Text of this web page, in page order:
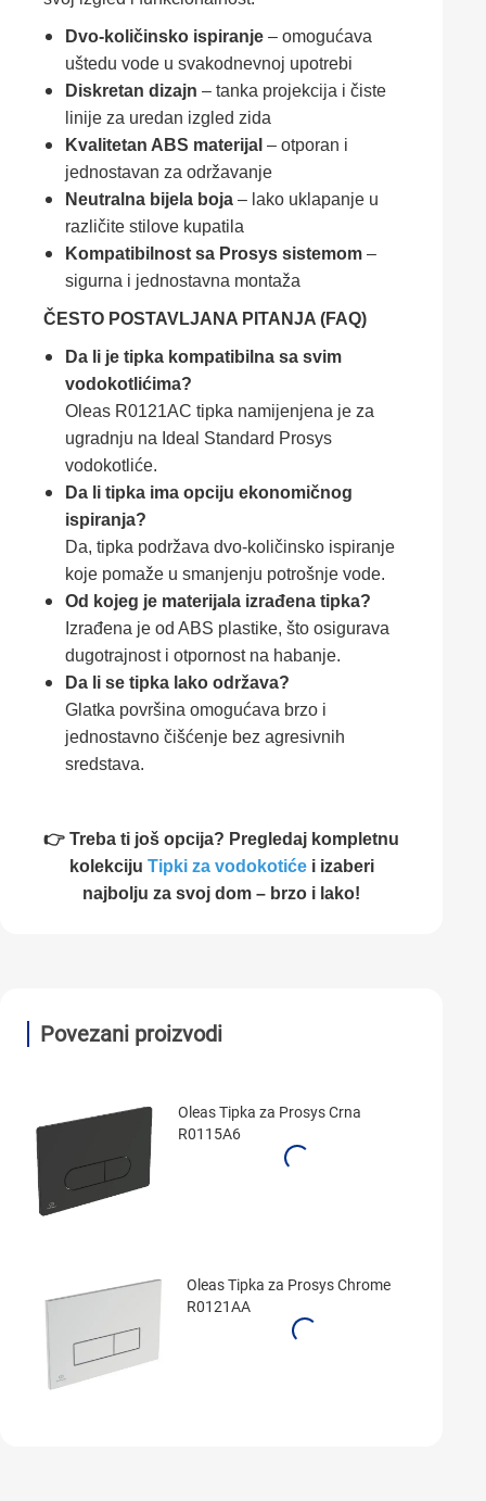
Dvo-količinsko ispiranje – omogućava
uštedu vode u svakodnevnoj upotrebi
Diskretan dizajn – tanka projekcija i čiste
linije za uredan izgled zida
Kvalitetan ABS materijal – otporan i
jednostavan za održavanje
Neutralna bijela boja – lako uklapanje u
različite stilove kupatila
Kompatibilnost sa Prosys sistemom –
sigurna i jednostavna montaža
ČESTO POSTAVLJANA PITANJA (FAQ)
Da li je tipka kompatibilna sa svim
vodokotlićima?
Oleas R0121AC tipka namijenjena je za
ugradnju na Ideal Standard Prosys
vodokotliće.
Da li tipka ima opciju ekonomičnog
ispiranja?
Da, tipka podržava dvo-količinsko ispiranje
koje pomaže u smanjenju potrošnje vode.
Od kojeg je materijala izrađena tipka?
Izrađena je od ABS plastike, što osigurava
dugotrajnost i otpornost na habanje.
Da li se tipka lako održava?
Glatka površina omogućava brzo i
jednostavno čišćenje bez agresivnih
sredstava.
👉 Treba ti još opcija? Pregledaj kompletnu
kolekciju Tipki za vodokotićei izaberi
najbolju za svoj dom – brzo i lako!
Povezani proizvodi
Oleas Tipka za Prosys Crna
R0115A6
Oleas Tipka za Prosys Chrome
R0121AA